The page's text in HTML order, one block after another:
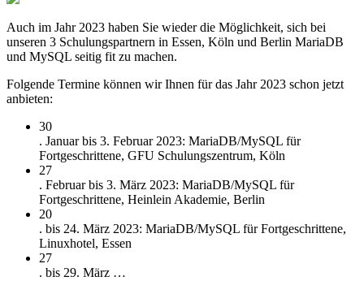
Auch im Jahr 2023 haben Sie wieder die Möglichkeit, sich bei
unseren 3 Schulungspartnern in Essen, Köln und Berlin MariaDB
und MySQL seitig fit zu machen.
Folgende Termine können wir Ihnen für das Jahr 2023 schon jetzt
anbieten:
30
. Januar bis 3. Februar 2023: MariaDB/MySQL für
Fortgeschrittene, GFU Schulungszentrum, Köln
27
. Februar bis 3. März 2023: MariaDB/MySQL für
Fortgeschrittene, Heinlein Akademie, Berlin
20
. bis 24. März 2023: MariaDB/MySQL für Fortgeschrittene,
Linuxhotel, Essen
27
. bis 29. März …